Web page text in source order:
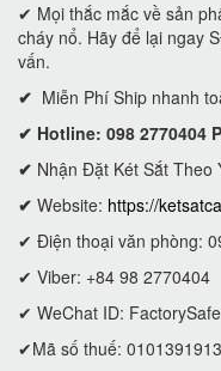
✔ Mọi thắc mắc về sản
cháy nổ. Hãy để lại ngay
vấn.
✔ Miễn Phí Ship nhanh
✔ Hotline: 098 2770404
✔ Nhận Đặt Két Sắt Theo
✔ Website: https://
✔ Điện thoại văn phòng:
✔ Viber: +84 98 2770404
✔ WeChat ID:
✔Mã số thuế: 0101391913